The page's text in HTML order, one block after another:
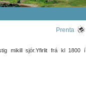
Prenta
mikill sjór.Yfirlit frá kl 1800 í